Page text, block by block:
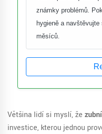
známky problémů.
hygieně a
měsíců.
Většina lidí si myslí, že
investice, kterou jednou